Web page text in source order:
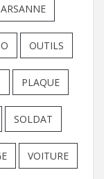
OUTILS
PLAQUE
SOLDAT
VOITURE